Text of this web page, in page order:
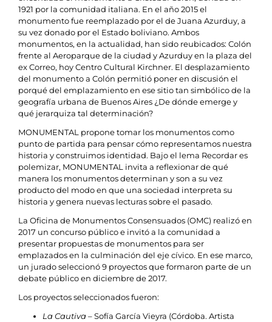
1921 por la comunidad italiana. En el año 2015 el
monumento fue reemplazado por el de Juana Azurduy, a
su vez donado por el Estado boliviano. Ambos
monumentos, en la actualidad, han sido reubicados: Colón
frente al Aeroparque de la ciudad y Azurduy en la plaza del
ex Correo, hoy Centro Cultural Kirchner. El desplazamiento
del monumento a Colón permitió poner en discusión el
porqué del emplazamiento en ese sitio tan simbólico de la
geografía urbana de Buenos Aires ¿De dónde emerge y
qué jerarquiza tal determinación?
MONUMENTAL propone tomar los monumentos como
punto de partida para pensar cómo representamos nuestra
historia y construimos identidad. Bajo el lema Recordar es
polemizar, MONUMENTAL invita a reflexionar de qué
manera los monumentos determinan y son a su vez
producto del modo en que una sociedad interpreta su
historia y genera nuevas lecturas sobre el pasado.
La Oficina de Monumentos Consensuados (OMC) realizó en
2017 un concurso público e invitó a la comunidad a
presentar propuestas de monumentos para ser
emplazados en la culminación del eje cívico. En ese marco,
un jurado seleccionó 9 proyectos que formaron parte de un
debate público en diciembre de 2017.
Los proyectos seleccionados fueron:
La Cautiva– Sofía García Vieyra (Córdoba. Artista